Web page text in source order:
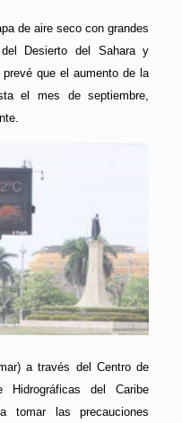
de aire seco con grandes
Desierto del Sahara y
que el aumento de la
el mes de septiembre,
a través del Centro de
Hidrográficas del Caribe
tomar las precauciones